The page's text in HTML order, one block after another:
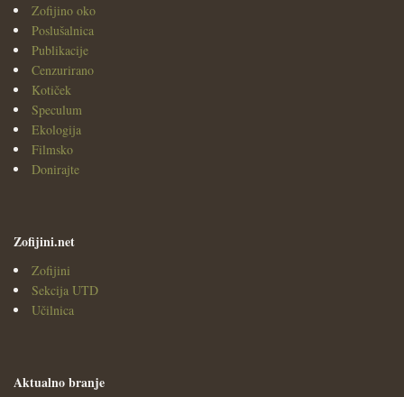
Zofijino oko
Poslušalnica
Publikacije
Cenzurirano
Kotiček
Speculum
Ekologija
Filmsko
Donirajte
Zofijini.net
Zofijini
Sekcija UTD
Učilnica
Aktualno branje